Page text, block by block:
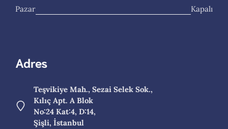
Pazar Kapalı
Adres
Teşvikiye Mah., Sezai Selek Sok.,
Kılıç Apt. A Blok
No:24 Kat:4, D:14,
Şişli, İstanbul